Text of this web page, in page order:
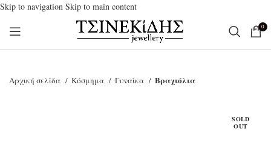
Skip to navigation Skip to main content
0
Αρχική σελίδα Κόσμημα Γυναίκα Βραχιόλια
SOLD
OUT